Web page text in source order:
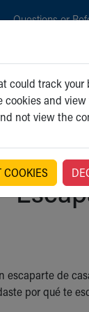
Questions or
CARE NEW
escaparte de
por qué te
could track your
cookies and
not view the
COOKIES